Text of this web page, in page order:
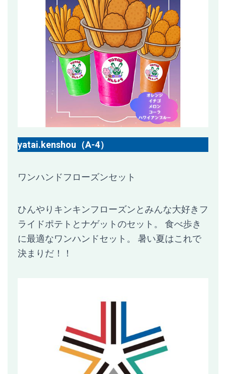
yatai.kenshou（A-4）
ワンハンドフローズンセット
ひんやりキンキンフローズンとみんな大好きフ
ライドポテトとナゲットのセット。 食べ歩き
に最適なワンハンドセット。 暑い夏はこれで
決まりだ！！